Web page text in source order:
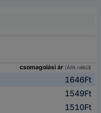
csomagolási ár (ÁFA nélkül)
1646Ft
1549Ft
1510Ft